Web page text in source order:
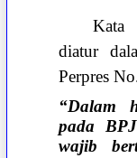
Kata
diatur
Perpres
“Dalam
pada
wajib